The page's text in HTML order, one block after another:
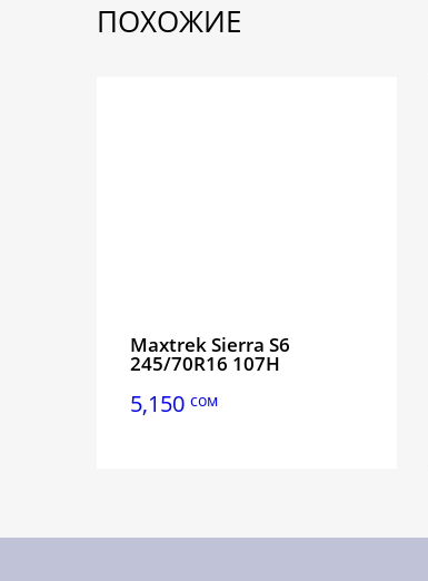
ПОХОЖИЕ
Maxtrek Sierra S6
245/70R16 107H
5,150 сом